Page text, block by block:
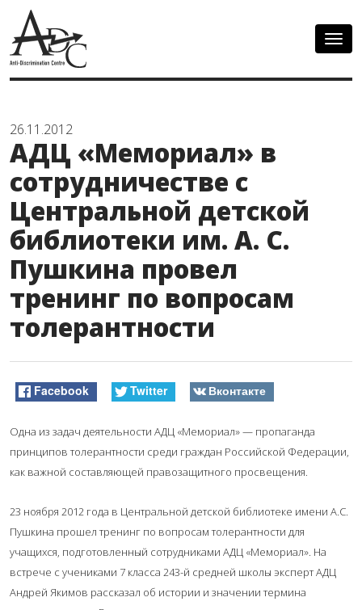
26.11.2012
АДЦ «Мемориал» в
сотрудничестве с
Центральной детской
библиотеки им. А. С.
Пушкина провел
тренинг по вопросам
толерантности
Facebook Twitter Вконтакте
Одна из задач деятельности АДЦ «Мемориал» — пропаганда
принципов толерантности среди граждан Российской Федерации,
как важной составляющей правозащитного просвещения.
23 ноября 2012 года в Центральной детской библиотеке имени А.С.
Пушкина прошел тренинг по вопросам толерантности для
учащихся, подготовленный сотрудниками АДЦ «Мемориал». На
встрече с учениками 7 класса 243-й средней школы эксперт АДЦ
Андрей Якимов рассказал об истории и значении термина